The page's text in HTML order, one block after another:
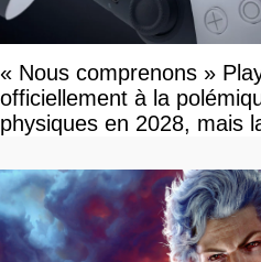
« Nous comprenons »
officiellement à la
physiques en 2028, mais